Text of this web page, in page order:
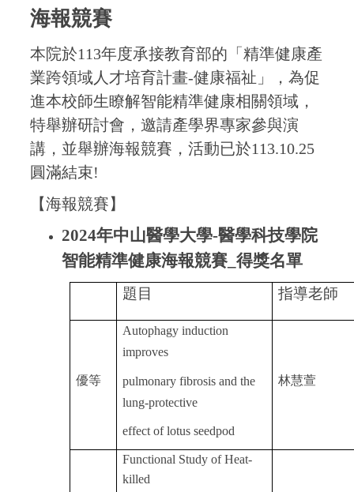
海報競賽
本院於113年度承接教育部的「精準健康產
業跨領域人才培育計畫-健康福祉」，為促
進本校師生瞭解智能精準健康相關領域，
特舉辦研討會，邀請產學界專家參與演
講，並舉辦海報競賽，活動已於113.10.25
圓滿結束!
【海報競賽】
2024年中山醫學大學-醫學科技學院
智能精準健康海報競賽 得獎名單
題目 指導老師
優等
Autophagy induction
improves
pulmonary fibrosis and the
lung-protective
effect of lotus seedpod
林慧萱
Functional Study of Heat-
killed